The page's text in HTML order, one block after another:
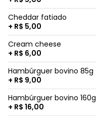
Cheddar fatiado
+ R$ 5,00
Cream cheese
+ R$ 6,00
Hambúrguer bovino 85g
+ R$ 9,00
Hambúrguer bovino 160g
+ R$ 16,00